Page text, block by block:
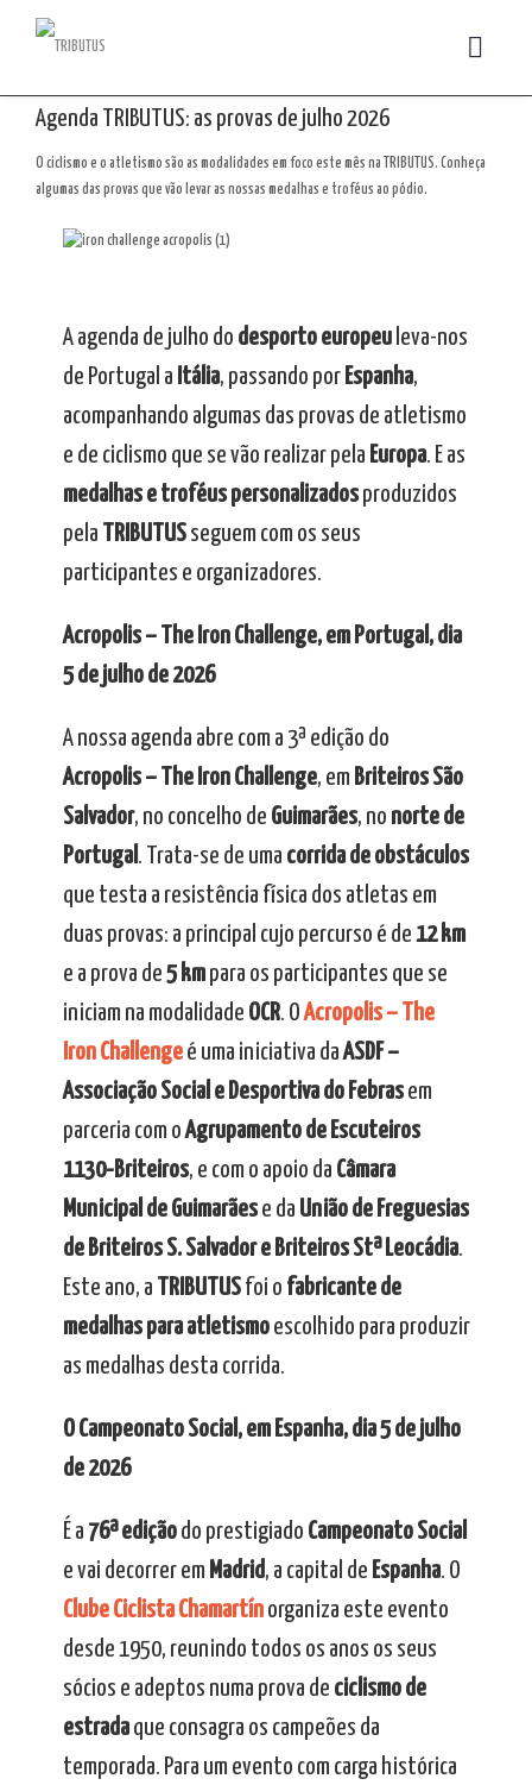
Agenda TRIBUTUS: as provas de julho 2026
O ciclismo e o atletismo são as modalidades em foco este mês na TRIBUTUS. Conheça
algumas das provas que vão levar as nossas medalhas e troféus ao pódio.
A agenda de julho do desporto europeuleva-nos
de Portugal a Itália, passando por Espanha,
acompanhando algumas das provas de atletismo
e de ciclismo que se vão realizar pela Europa. E as
medalhas e troféus personalizadosproduzidos
pela
TRIBUTUSseguem com os seus
participantes e organizadores.
Acropolis – The Iron Challenge, em Portugal, dia
5 de julho de 2026
A nossa agenda abre com a 3ª edição do
Acropolis – The Iron Challenge, em Briteiros São
Salvador, no concelho de Guimarães, no norte de
Portugal . Trata-se de uma corrida de obstáculos
que testa a resistência física dos atletas em
duas provas: a principal cujo percurso é de 12 km
e a prova de 5 kmpara os participantes que se
iniciam na modalidade OCR. OAcropolis – The
Iron Challengeé uma iniciativa daASDF –
Associação Social e Desportiva do Febrasem
parceria com oAgrupamento de Escuteiros
1130-Briteiros, e com o apoio da Câmara
Municipal de Guimarãese da União de Freguesias
de Briteiros S. Salvador e Briteiros Stª Leocádia.
Este ano, a
TRIBUTUSfoi o fabricante de
medalhas para atletismoescolhido para produzir
as medalhas desta corrida.
O Campeonato Social, em Espanha, dia 5 de julho
de 2026
É a 76ª ediçãodo prestigiado Campeonato Social
e vai decorrer em Madrid, a capital de Espanha. O
Clube Ciclista Chamartínorganiza este evento
desde 1950, reunindo todos os anos os seus
sócios e adeptos numa prova de ciclismo de
estradaque consagra os campeões da
temporada. Para um evento com carga histórica